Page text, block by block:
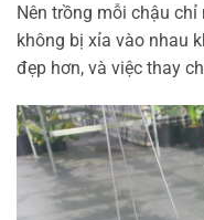
Nên trồng mỗi chậu
không bị xỉa vào nhau
đẹp hơn, và việc thay